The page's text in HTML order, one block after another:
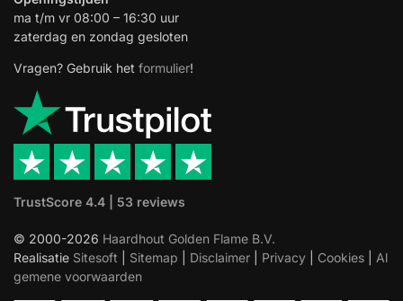
ma t/m vr 08:00 – 16:30 uur
zaterdag en zondag gesloten
Vragen? Gebruik het formulier!
TrustScore 4.4 | 53 reviews
© 2000-2026 Haardhout Golden Flame B.V.
Realisatie Sitesoft Sitemap Disclaimer Privacy Cookies
Al
gemene voorwaarden